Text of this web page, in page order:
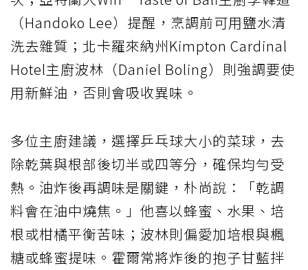
（Handoko Lee）提醒，烹調前可用鹽水清
洗去雜質；北卡羅來納州Kimpton Cardinal
Hotel主廚波林（Daniel Boling）則強調要使
用新鮮油，否則會吸收異味。
多位主廚建議，選擇乒乓球大小的菜球，去
除乾葉與根部後切半或四等分，確保均勻受
熱。油炸後再調味是關鍵，朴尚說：「乾調
料會在油中燒焦。」他喜以蜂蜜、水果、培
根或柑橘平衡苦味；波林則偏愛加培根與楓
糖或蜂蜜提味。霍爾常將炸後的抱子甘藍拌